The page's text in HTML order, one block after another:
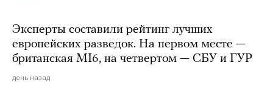
Эксперты составили рейтинг лучших
европейских разведок. На первом месте —
британская MI6, на четвертом — СБУ и ГУР
день назад